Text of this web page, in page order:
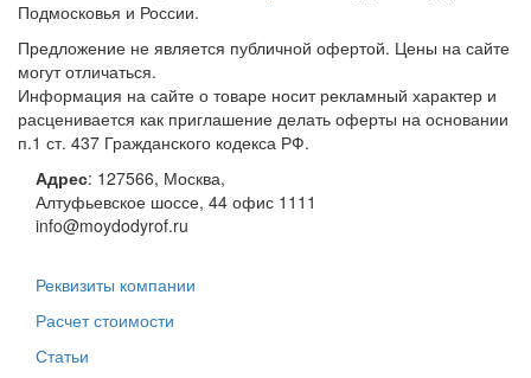
Подмосковья и России.
Предложение не является публичной офертой. Цены на сайте
могут отличаться.
Информация на сайте о товаре носит рекламный характер и
расценивается как приглашение делать оферты на основании
п.1 ст. 437 Гражданского кодекса РФ.
Адрес: 127566, Москва,
Алтуфьевское шоссе, 44 офис 1111
info@moydodyrof.ru
Реквизиты компании
Расчет стоимости
Статьи